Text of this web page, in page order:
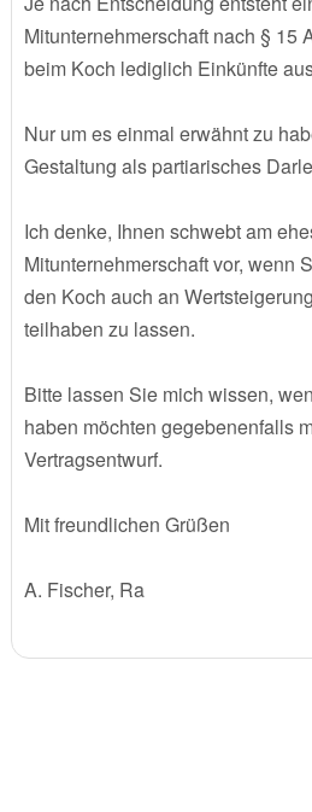
Mitunternehmerschaft nach § 15
beim Koch lediglich Einkünfte
Nur um es einmal erwähnt zu
Gestaltung als partiarisches
Ich denke, Ihnen schwebt am
Mitunternehmerschaft vor, wenn
den Koch auch an
teilhaben zu lassen.
Bitte lassen Sie mich wissen,
haben möchten gegebenenfalls
Vertragsentwurf.
Mit freundlichen Grüßen
A. Fischer, Ra